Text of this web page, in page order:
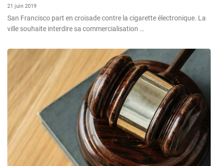
21 juin 2019
San Francisco part en croisade contre la cigarette électronique. La
ville souhaite interdire sa commercialisation …